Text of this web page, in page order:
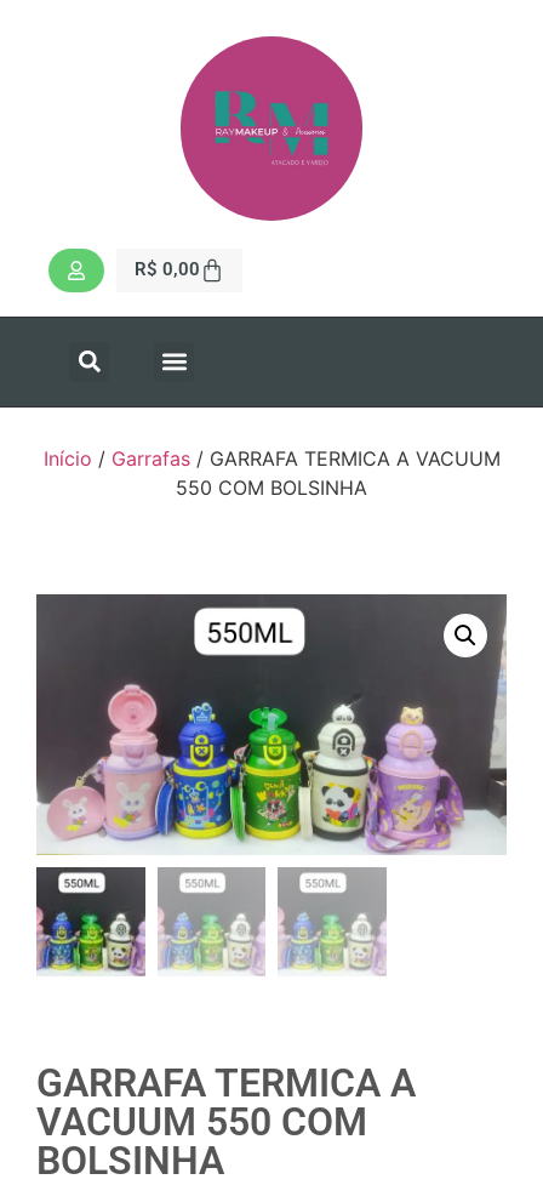
R$ 0,00
Início / Garrafas/ GARRAFA TERMICA A VACUUM
550 COM BOLSINHA
GARRAFA TERMICA A
VACUUM 550 COM
BOLSINHA